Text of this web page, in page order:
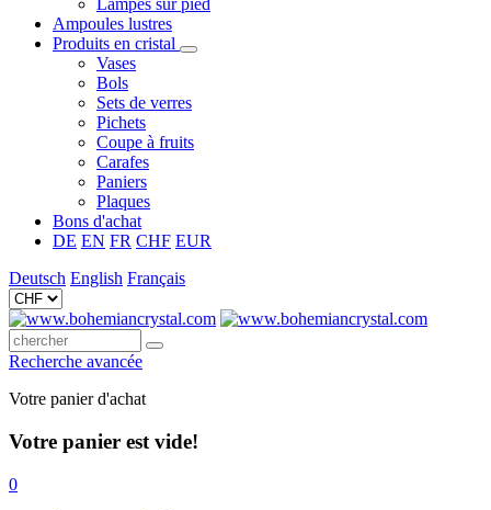
Lampes sur pied
Ampoules lustres
Produits en cristal
Vases
Bols
Sets de verres
Pichets
Coupe à fruits
Carafes
Paniers
Plaques
Bons d'achat
DE EN FR CHF EUR
Deutsch English Français
Recherche avancée
Votre panier d'achat
Votre panier est vide!
0